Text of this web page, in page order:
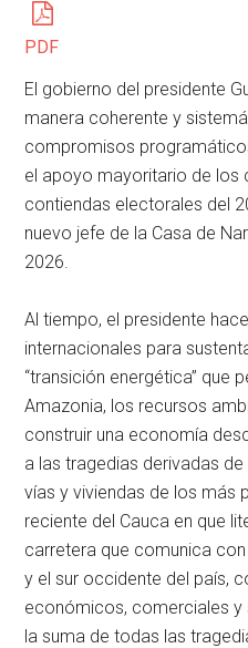
PDF
El gobierno del presidente
manera coherente y
compromisos
el apoyo mayoritario de los
contiendas electorales del
nuevo jefe de la Casa de
2026.
Al tiempo, el presidente
internacionales para
“transición energética” que
Amazonia, los recursos
construir una economía
a las tragedias derivadas
vías y viviendas de los más
reciente del Cauca en que
carretera que comunica
y el sur occidente del país,
económicos, comerciales y
la suma de todas las